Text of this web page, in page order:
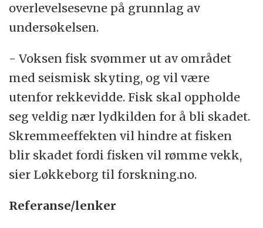
overlevelsesevne på grunnlag av
undersøkelsen.
- Voksen fisk svømmer ut av området
med seismisk skyting, og vil være
utenfor rekkevidde. Fisk skal oppholde
seg veldig nær lydkilden for å bli skadet.
Skremmeeffekten vil hindre at fisken
blir skadet fordi fisken vil rømme vekk,
sier Løkkeborg til forskning.no.
Referanse/lenker